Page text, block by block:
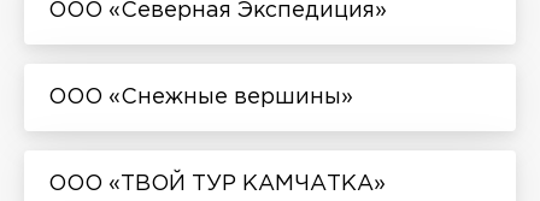
ООО «Северная Экспедиция»
ООО «Снежные вершины»
ООО «ТВОЙ ТУР КАМЧАТКА»